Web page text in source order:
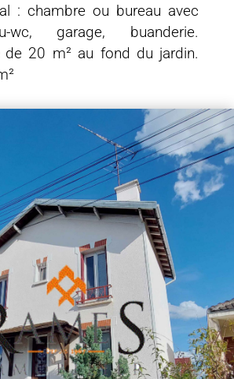
: chambre ou bureau avec
wc, garage, buanderie.
de 20 m² au fond du jardin.